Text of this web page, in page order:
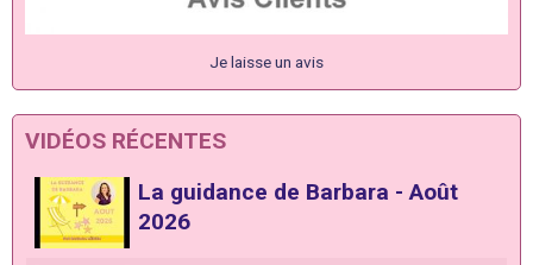
Je laisse un avis
VIDÉOS RÉCENTES
La guidance de Barbara - Août
2026